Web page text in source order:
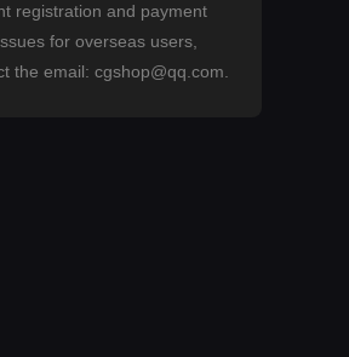
registration and payment
for overseas users,
the email: cgshop@qq.com.